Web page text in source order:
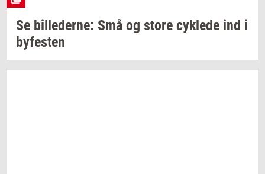
Se bil­le­der­ne: Små og store cyk­le­de ind i
by­fe­sten